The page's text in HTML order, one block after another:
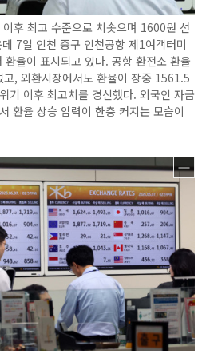
후 최고 수준으로 치솟으며 1600원 선
7일 인천 중구 인천공항 제1여객터미
율이 표시되고 있다. 공항 환전소 환율
, 외환시장에서도 환율이 장중 1561.5
기 이후 최고치를 경신했다. 외국인 자금
환율 상승 압력이 한층 커지는 모습이